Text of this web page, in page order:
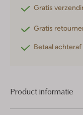
Gratis
Gratis
Betaal achteraf
Product informatie